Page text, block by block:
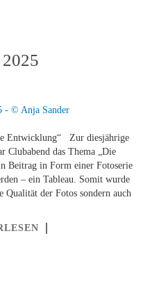
Entwicklung“ Zur diesjährige
Clubabend das Thema „Die
Beitrag in Form einer Fotoserie
– ein Tableau. Somit wurde
Qualität der Fotos sondern auch